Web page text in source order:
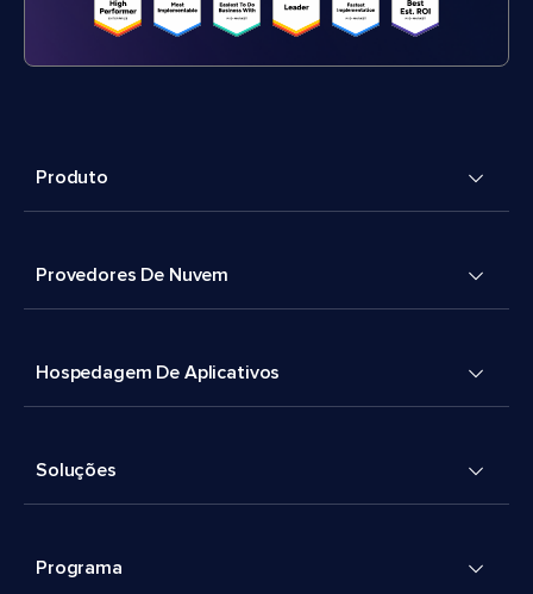
Produto
Provedores De Nuvem
Hospedagem De Aplicativos
Soluções
Programa